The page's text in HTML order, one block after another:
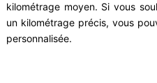
kilométrage moyen. Si vous
un kilométrage précis, vous
personnalisée.